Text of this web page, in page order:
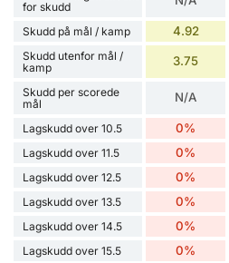
for skudd
Skudd på mål / kamp 4.92
Skudd utenfor mål /
kamp
3.75
Skudd per scorede
mål
N/A
Lagskudd over 10.5 0%
Lagskudd over 11.5 0%
Lagskudd over 12.5 0%
Lagskudd over 13.5 0%
Lagskudd over 14.5 0%
Lagskudd over 15.5 0%